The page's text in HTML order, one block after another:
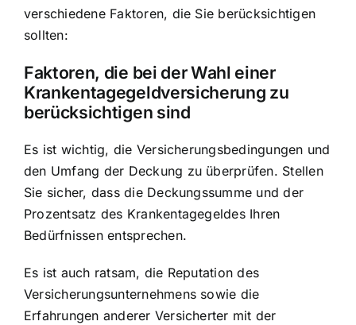
verschiedene Faktoren, die Sie berücksichtigen
sollten:
Faktoren, die bei der Wahl einer
Krankentagegeldversicherung zu
berücksichtigen sind
Es ist wichtig, die Versicherungsbedingungen und
den Umfang der Deckung zu überprüfen. Stellen
Sie sicher, dass die Deckungssumme und der
Prozentsatz des Krankentagegeldes Ihren
Bedürfnissen entsprechen.
Es ist auch ratsam, die Reputation des
Versicherungsunternehmens sowie die
Erfahrungen anderer Versicherter mit der